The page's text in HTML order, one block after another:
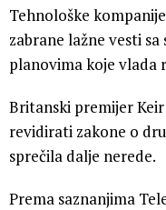
Tehnološke
zabrane lažne vesti
planovima koje vlada
Britanski premijer
revidirati zakone o
sprečila dalje nerede.
Prema saznanjima